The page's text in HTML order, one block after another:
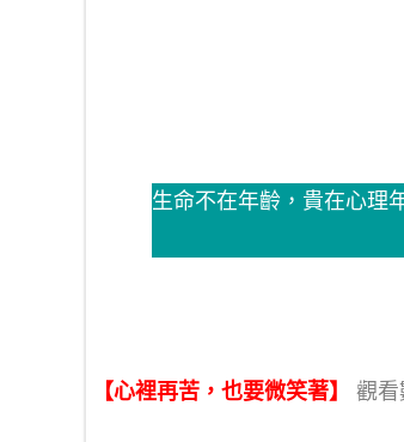
生命不在年齡，貴在心理
【心裡再苦，也要微笑著】 觀看